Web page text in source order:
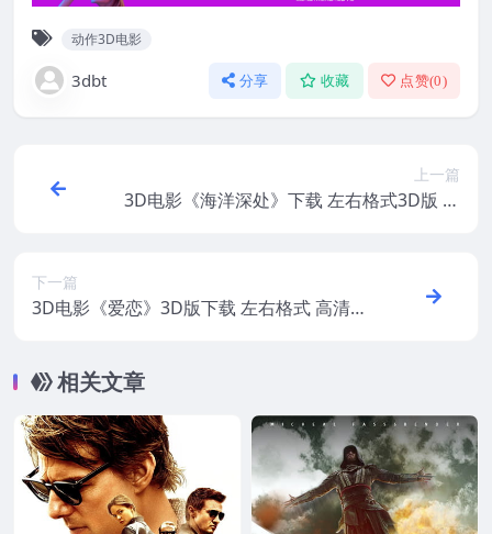
动作3D电影
3dbt 分享 收藏 点赞(0)
上一篇
3D电影《海洋深处》下载 左右格式3D版 高
下一篇
3D电影《爱恋》3D版下载 左右格式 高清蓝
相关文章